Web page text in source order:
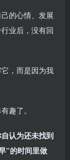
的心情、发展
业后，没有回
，而是因为我
趣了。
认为还未找到
”的时间里做